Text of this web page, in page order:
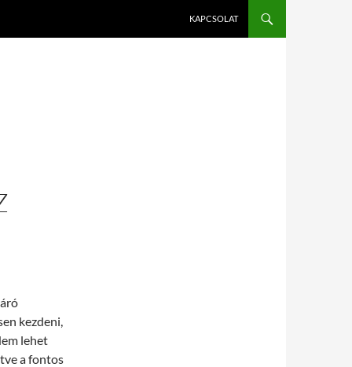
KAPCSOLAT
kezdeni,
lehet
a fontos